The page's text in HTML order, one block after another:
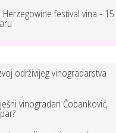
festival vina - 15.
održivijeg vinogradarstva
vinogradari Čobanković,